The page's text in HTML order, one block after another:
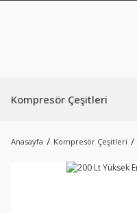
Kompresör Çeşitleri
Anasayfa Kompresör Çeşitleri